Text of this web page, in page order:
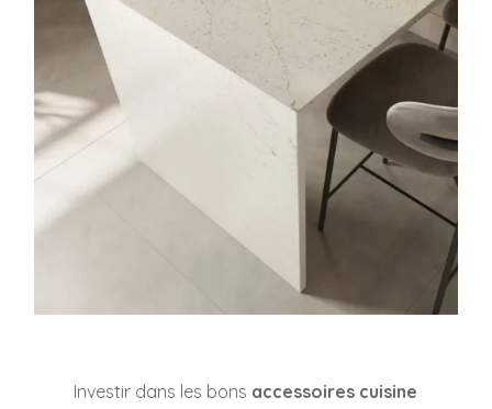
Investir dans les bons accessoires cuisine